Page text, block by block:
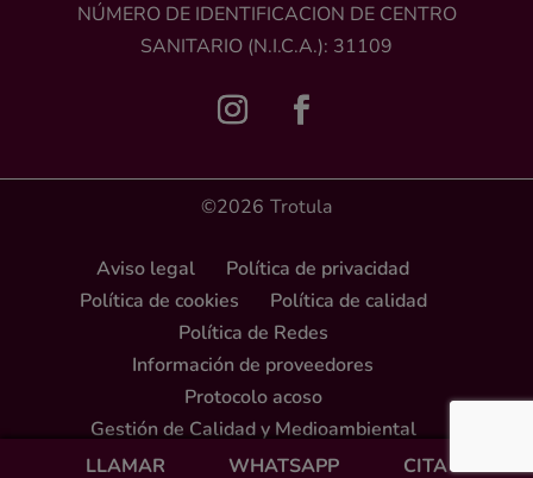
NÚMERO DE IDENTIFICACION DE CENTRO
SANITARIO (N.I.C.A.): 31109
©2026 Trotula
Aviso legal
Política de privacidad
Política de cookies
Política de calidad
Política de Redes
Información de proveedores
Protocolo acoso
Gestión de Calidad y Medioambiental
LLAMAR
WHATSAPP CITA